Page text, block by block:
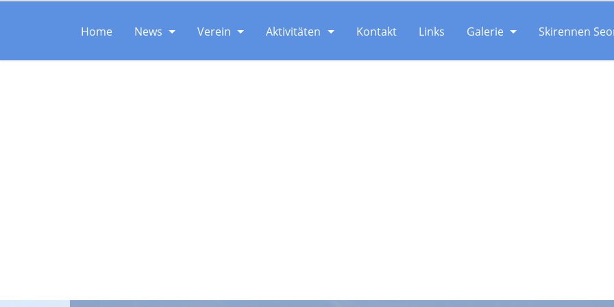
Home News Verein Aktivitäten Kontakt Links Galerie Skirennen